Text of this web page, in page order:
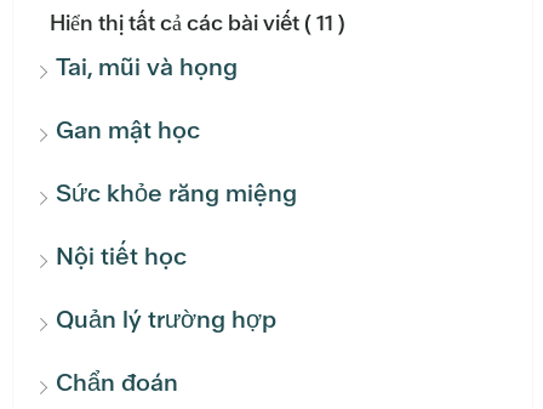
Hiển thị tất cả các bài viết( 11 )
Tai, mũi và họng
Gan mật học
Sức khỏe răng miệng
Nội tiết học
Quản lý trường hợp
Chẩn đoán